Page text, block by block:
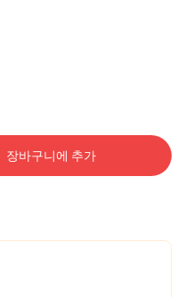
장바구니에 추가